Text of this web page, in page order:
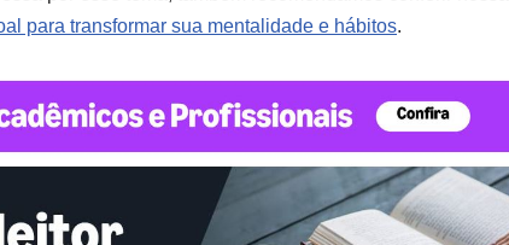
para transformar sua mentalidade e hábitos.